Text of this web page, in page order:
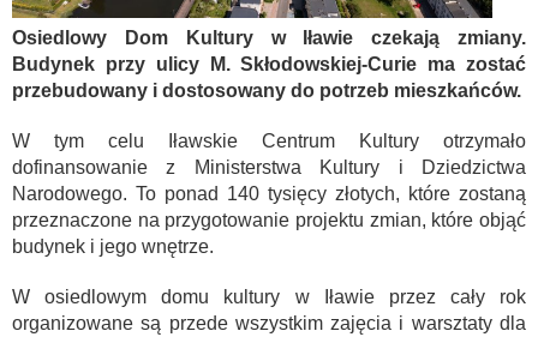
Osiedlowy Dom Kultury w Iławie czekają zmiany.
Budynek przy ulicy M. Skłodowskiej-Curie ma zostać
przebudowany i dostosowany do potrzeb mieszkańców.
W tym celu Iławskie Centrum Kultury otrzymało
dofinansowanie z Ministerstwa Kultury i Dziedzictwa
Narodowego. To ponad 140 tysięcy złotych, które zostaną
przeznaczone na przygotowanie projektu zmian, które objąć
budynek i jego wnętrze.
W osiedlowym domu kultury w Iławie przez cały rok
organizowane są przede wszystkim zajęcia i warsztaty dla